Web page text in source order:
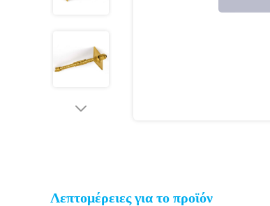
Λεπτομέρειες για το προϊόν